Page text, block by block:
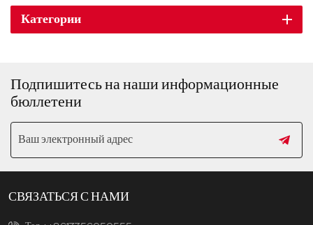
Категории
Подпишитесь на наши информационные
бюллетени
СВЯЗАТЬСЯ С НАМИ